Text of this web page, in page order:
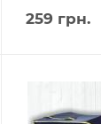
259 грн.